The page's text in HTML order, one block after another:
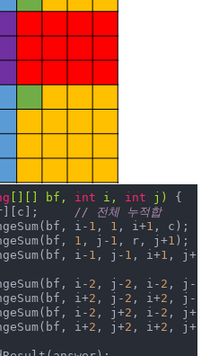
[][] bf, int i, int j)
{
// 전체 누적합
i-
1 , 1 , i+1
1 , j- 1 , r, j+1
i-
1 , j- 1 , i+1 , j+1
i-
2 , j- 2 , i- 2 , j-
i+
2 , j- 2 , i+2 , j-
i-
2 , j+2 , i- 2 , j+2
i+
2 , j+2 , i+2 , j+2